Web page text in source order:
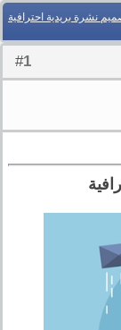
نشرة بريدية احترافية
1